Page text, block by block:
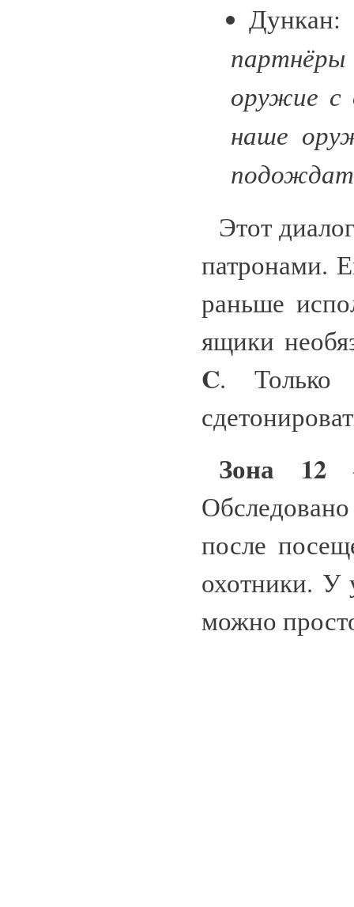
партнёры
оружие с
наше
Этот
патронами.
раньше
ящики
C. Только
Зона 12
после
охотники. У
можно